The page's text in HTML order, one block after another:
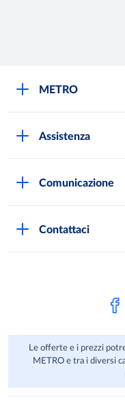
METRO
Metro AG
Assistenza
Comunicazione
Contattaci
Le offerte e i prezzi
METRO e tra i diversi